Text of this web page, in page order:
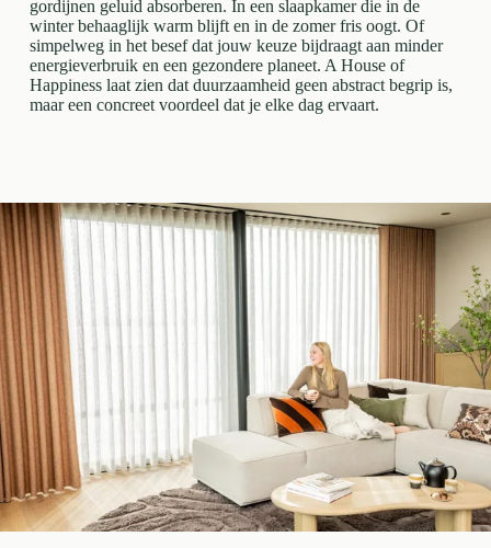
gordijnen geluid absorberen. In een slaapkamer die in de
winter behaaglijk warm blijft en in de zomer fris oogt. Of
simpelweg in het besef dat jouw keuze bijdraagt aan minder
energieverbruik en een gezondere planeet. A House of
Happiness laat zien dat duurzaamheid geen abstract begrip is,
maar een concreet voordeel dat je elke dag ervaart.